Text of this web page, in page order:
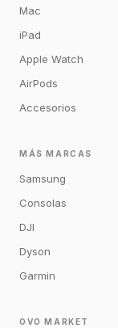
Mac
iPad
Apple Watch
AirPods
Accesorios
MÁS MARCAS
Samsung
Consolas
DJI
Dyson
Garmin
OVO MARKET